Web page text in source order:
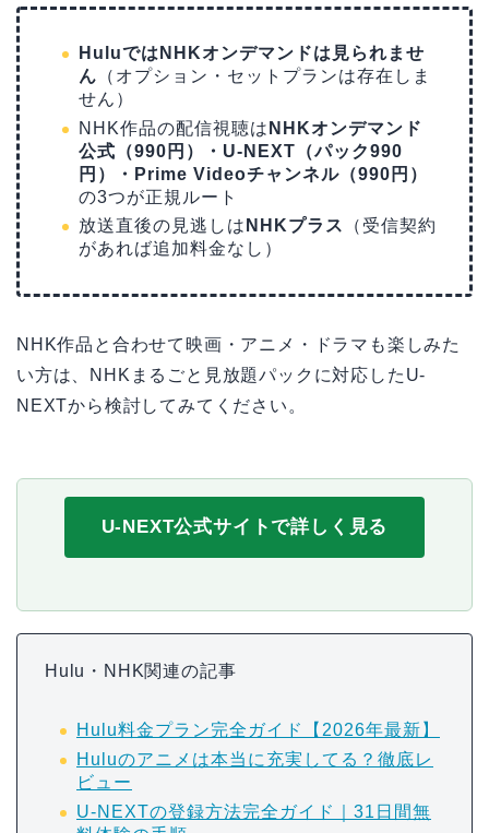
HuluではNHKオンデマンドは見られませ
ん （オプション・セットプランは存在しま
せん）
NHK作品の配信視聴は NHKオンデマンド
公式（990円）・U-NEXT（パック990
円）・Prime Videoチャンネル（990円）
の3つが正規ルート
放送直後の見逃しは NHKプラス
（受信契約
があれば追加料金なし）
NHK作品と合わせて映画・アニメ・ドラマも楽しみた
い方は、NHKまるごと見放題パックに対応したU-
NEXTから検討してみてください。
U-NEXT公式サイトで詳しく見る
Hulu・NHK関連の記事
Hulu料金プラン完全ガイド【2026年最新】
Huluのアニメは本当に充実してる？徹底レ
ビュー
U-NEXTの登録方法完全ガイド｜31日間無